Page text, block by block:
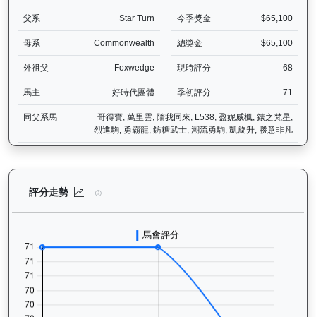
父系 Star Turn 今季獎金 $65,100
母系 Commonwealth 總獎金 $65,100
外祖父 Foxwedge 現時評分 68
馬主 好時代團體 季初評分 71
同父系馬
哥得寶, 萬里雲, 隋我同來, L538, 盈妮威楓, 錶之梵星,
烈進駒, 勇霸龍, 鈁糖武士, 潮流勇駒, 凱旋升, 勝意非凡
評分走勢 正本巨星（L056）— 評分走勢圖表：追蹤香